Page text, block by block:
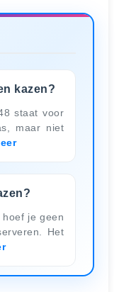
kazen?
staat voor
maar niet
je geen
Het